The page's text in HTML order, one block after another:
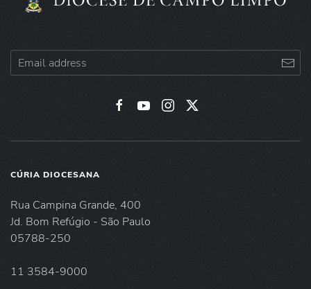
CÚRIA DIOCESANA
Rua Campina Grande, 400
Jd. Bom Refúgio - São Paulo
05788-250
11 3584-9000